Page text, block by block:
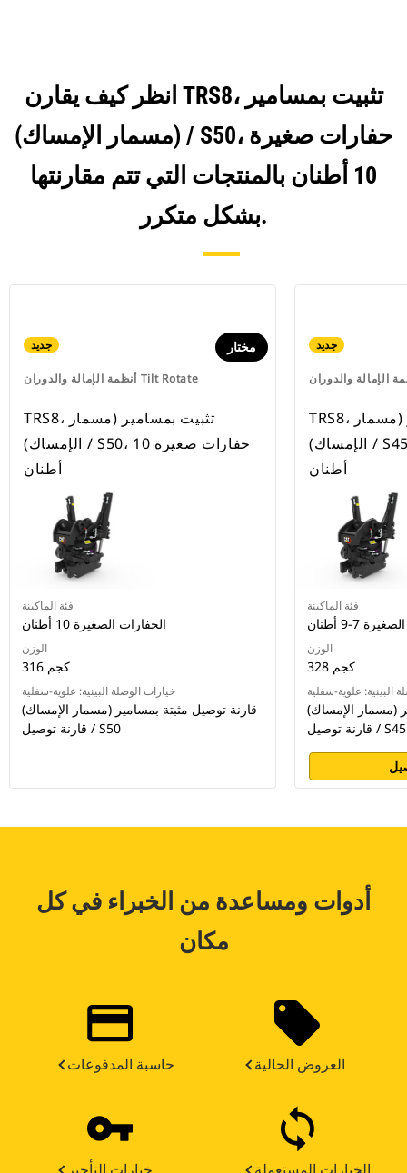
انظر كيف يقارن TRS8، تثبيت بمسامير
(مسمار الإمساك) / S50، حفارات صغيرة
10 أطنان بالمنتجات التي تتم مقارنتها
بشكل متكرر.
جديد
أنظمة الإمالة والدوران Tilt Rotate
مختار
TRS8، تثبيت بمسامير (مسمار
الإمساك) / S50، حفارات صغيرة 10
أطنان
فئة الماكينة
الحفارات الصغيرة 10 أطنان
الوزن
316 كجم
خيارات الوصلة البينية: علوية-سفلية
قارنة توصيل مثبتة بمسامير (مسمار الإمساك)
/ قارنة توصيل S50
جديد
TRS8، تثبيت بمسامير (مسمار
الإمساك) / S45، حفارات صغيرة 7-9
أطنان
فئة الماكينة
7-9 أطنان
الوزن
328 كجم
البينية: علوية-سفلية
(مسمار الإمساك)
/ قارنة توصيل S45
أدوات ومساعدة من الخبراء في كل
مكان
حاسبة المدفوعات العروض الحالية